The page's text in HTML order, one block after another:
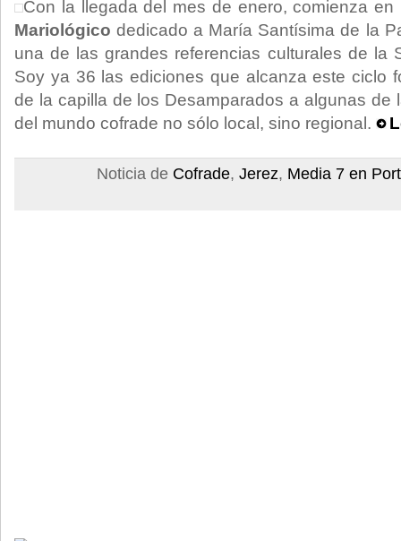
Con la llegada del mes de enero, comienza
Mariológicodedicado a María Santísima de la
una de las grandes referencias culturales de la
Soy ya 36 las ediciones que alcanza este ciclo
de la capilla de los Desamparados a algunas de
del mundo cofrade no sólo local, sino regional.
Noticia de Cofrade, Jerez, Media 7 en